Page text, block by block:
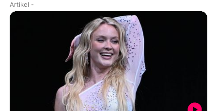
Artikel -